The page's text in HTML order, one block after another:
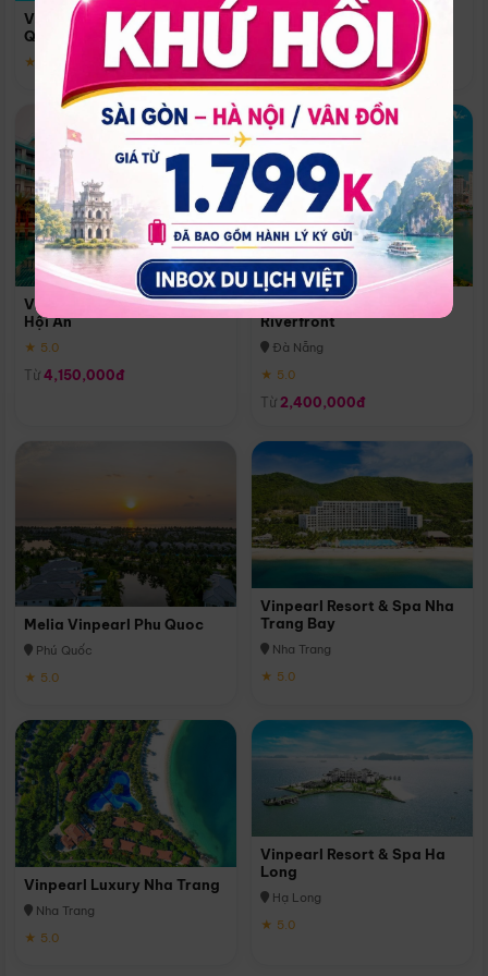
Vinpearl Resort & Spa Phu
Quoc
★ 5.0
Quoc
Phú Quốc
★ 5.0
Vinpearl Resort & Golf Nam
Hội An
★ 5.0
Từ 4,150,000đ
Melia Vinpearl Danang
Riverfront
Đà Nẵng
★ 5.0
Từ 2,400,000đ
Melia Vinpearl Phu Quoc
Phú Quốc
★ 5.0
Vinpearl Resort & Spa Nha
Trang Bay
Nha Trang
★ 5.0
Vinpearl Luxury Nha Trang
Nha Trang
★ 5.0
Vinpearl Resort & Spa Ha
Long
Hạ Long
★ 5.0